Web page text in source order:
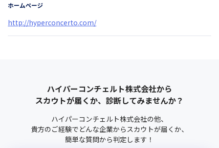
ホームページ
http://hyperconcerto.com/
ハイパーコンチェルト株式会社から
スカウトが届くか、診断してみませんか？
ハイパーコンチェルト株式会社の他、
貴方のご経験でどんな企業からスカウトが届くか、
簡単な質問から判定します！